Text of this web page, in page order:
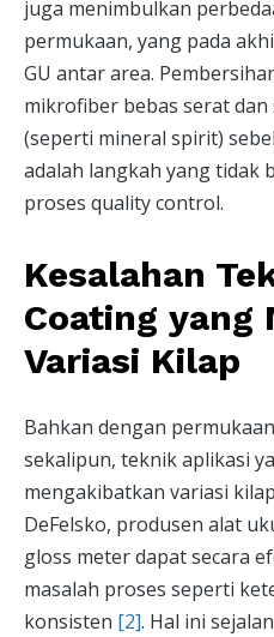
juga menimbulkan
permukaan, yang pada
GU antar area.
mikrofiber bebas serat dan
(seperti mineral spirit)
adalah langkah yang tidak
proses quality control.
Kesalahan
Coating yang
Variasi Kilap
Bahkan dengan
sekalipun, teknik aplikasi
mengakibatkan variasi
DeFelsko, produsen alat
gloss meter dapat secara
masalah proses seperti
konsisten [2]. Hal ini